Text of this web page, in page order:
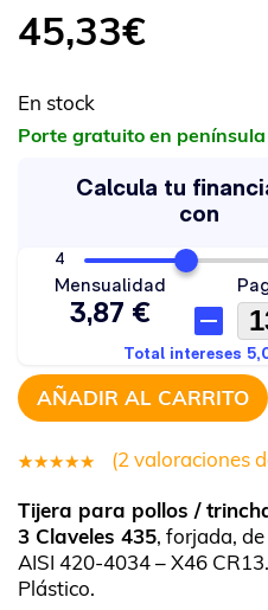
45,33€
En stock
Porte gratuito en península
AÑADIR AL CARRITO
5.00sobre
5 basado
en
(2 valoraciones
Tijera para pollos /
3 Claveles 435, forjada,
AISI 420-4034 – X46
Plástico.